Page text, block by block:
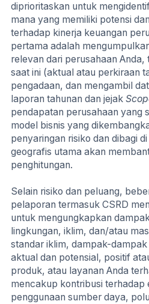
diprioritaskan untuk
mana yang memiliki potensi
terhadap kinerja keuangan
pertama adalah
relevan dari perusahaan
saat ini (aktual atau perkiraan
pengadaan, dan mengambil
laporan tahunan dan jejak
pendapatan perusahaan yang
model bisnis yang
penyaringan risiko dan dibagi
geografis utama akan
penghitungan.
Selain risiko dan peluang,
pelaporan termasuk CSRD
untuk mengungkapkan
lingkungan, iklim, dan/atau
standar iklim, dampak-
aktual dan potensial, positif
produk, atau layanan Anda
mencakup kontribusi terhadap
penggunaan sumber daya,